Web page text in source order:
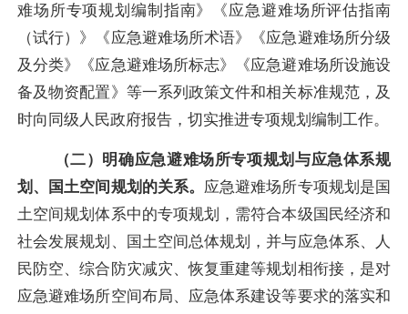
难场所专项规划编制指南》《应急避难场所评估指南
（试行）》《应急避难场所术语》《应急避难场所分级
及分类》《应急避难场所标志》《应急避难场所设施设
备及物资配置》等一系列政策文件和相关标准规范，及
时向同级人民政府报告，切实推进专项规划编制工作。
（二）明确应急避难场所专项规划与应急体系规
划、国土空间规划的关系。 应急避难场所专项规划是国
土空间规划体系中的专项规划，需符合本级国民经济和
社会发展规划、国土空间总体规划，并与应急体系、人
民防空、综合防灾减灾、恢复重建等规划相衔接，是对
应急避难场所空间布局、应急体系建设等要求的落实和